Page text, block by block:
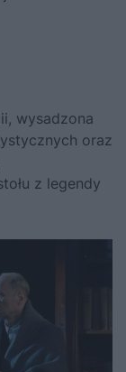
wysadzona
oraz
z legendy